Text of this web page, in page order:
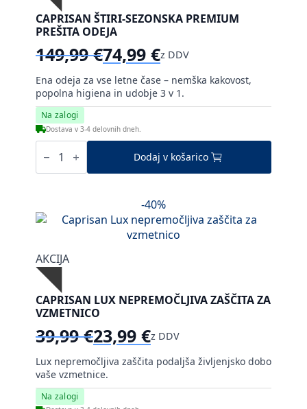
Na zalogi
Dostava v 3-4 delovnih dneh.
Ena odeja za vse letne čase – nemška kakovost,
popolna higiena in udobje 3 v 1.
CAPRISAN ŠTIRI-SEZONSKA PREMIUM
PREŠITA ODEJA
149,99€
Izvirna
cena
je
bila:
149,99 €.
74,99 €
Trenutna
cena
je:
74,99 €.
z DDV
Caprisan
Štiri-
Premium
količina
Dodaj v košarico
-40%
Na zalogi
Lux nepremočljiva zaščita podaljša življenjsko dobo
vaše vzmetnice.
AKCIJA
CAPRISAN LUX NEPREMOČLJIVA ZAŠČITA ZA
VZMETNICO
39,99€
Izvirna
cena
je
bila:
39,99 €.
23,99 €
Trenutna
cena
je:
23,99 €.
z DDV